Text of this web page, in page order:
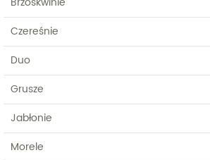
Czereśnie
Duo
Grusze
Jabłonie
Morele